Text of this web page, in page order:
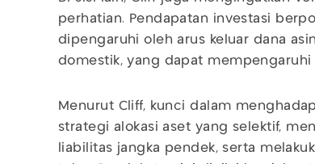
perhatian. Pendapatan investasi
dipengaruhi oleh arus keluar dana
domestik, yang dapat
Menurut Cliff, kunci dalam
strategi alokasi aset yang selektif,
liabilitas jangka pendek, serta